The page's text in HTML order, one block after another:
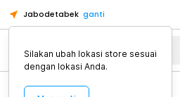
Jabodetabek ganti
Alat Kopi
Silakan ubah lokasi store sesuai
dengan lokasi Anda.